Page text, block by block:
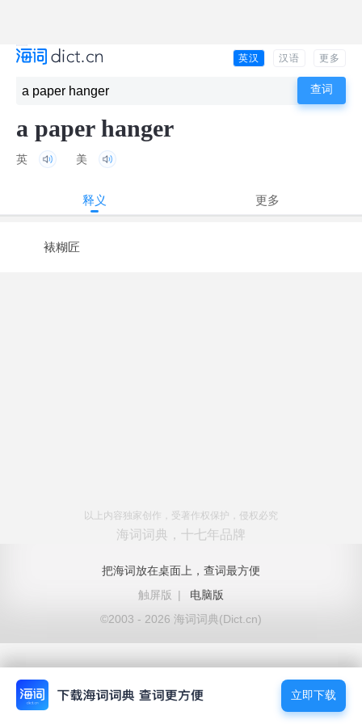
英汉 汉语 更多
a paper hanger
英 美
释义 更多
裱糊匠
以上内容独家创作，受著作权保护，侵权必究
海词词典，十七年品牌
把海词放在桌面上，查词最方便
触屏版
|
电脑版
©2003 - 2026 海词词典(Dict.cn)
立即下载
立即下载